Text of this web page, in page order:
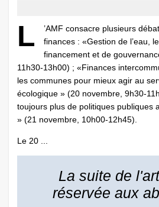
L
’AMF consacre plusieurs
finances : «Gestion de l’eau,
financement et de
11h30-13h00) ; «Finances
les communes pour mieux agir au
écologique » (20 novembre, 9h30-
toujours plus de politiques publiques
» (21 novembre, 10h00-12h45).
Le 20 ...
La suite de
réservée aux